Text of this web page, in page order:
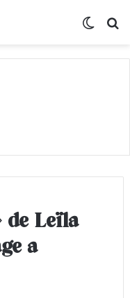
de Leïla
a